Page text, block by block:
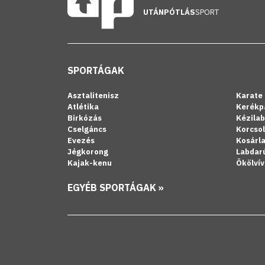
UTÁNPÓTLÁSSPORT
SPORTÁGAK
Asztalitenisz
Atlétika
Birkózás
Cselgáncs
Evezés
Jégkorong
Kajak-kenu
Karate
EGYÉB SPORTÁGAK »